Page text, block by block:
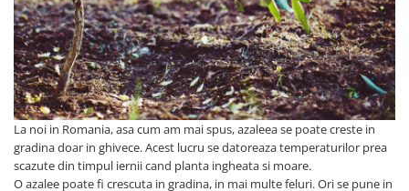
La noi in Romania, asa cum am mai spus, azaleea se poate creste in
gradina doar in ghivece. Acest lucru se datoreaza temperaturilor prea
scazute din timpul iernii cand planta ingheata si moare.
O azalee poate fi crescuta in gradina, in mai multe feluri. Ori se pune in